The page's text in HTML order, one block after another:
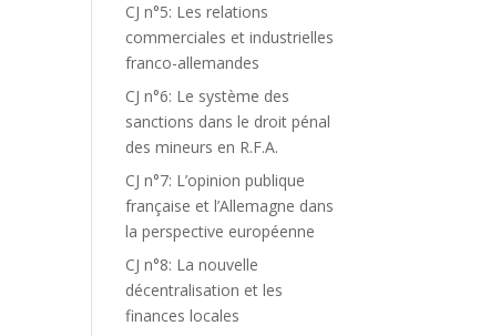
CJ n°5: Les relations
commerciales et industrielles
franco-allemandes
CJ n°6: Le système des
sanctions dans le droit pénal
des mineurs en R.F.A.
CJ n°7: L’opinion publique
française et l’Allemagne dans
la perspective européenne
CJ n°8: La nouvelle
décentralisation et les
finances locales